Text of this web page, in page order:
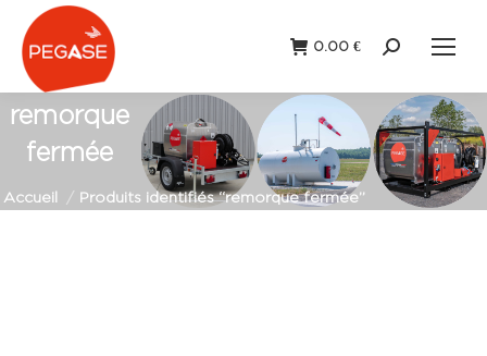
0.00 €
Recherche
remorque
fermée
Vous êtes ici :
Accueil Produits identifiés “remorque fermée”